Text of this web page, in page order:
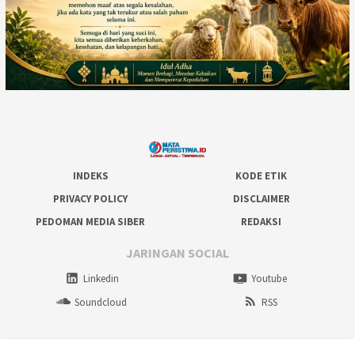
INDEKS
KODE ETIK
PRIVACY POLICY
DISCLAIMER
PEDOMAN MEDIA SIBER
REDAKSI
JARINGAN SOCIAL
Linkedin
Youtube
Soundcloud
RSS